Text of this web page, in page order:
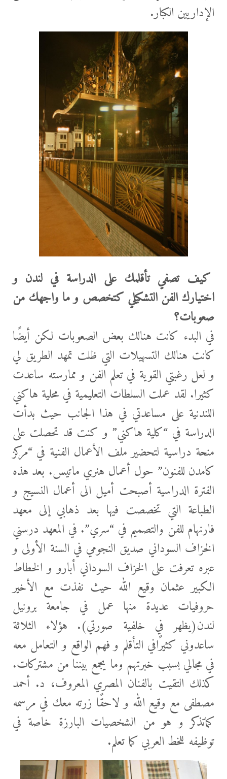
الإداريين الكبار.
كيف تصفي تأقلمك على الدراسة في لندن و
اختيارك الفن التشكيلي كتخصص و ما واجهك من
صعوبات؟
في البدء كانت هنالك بعض الصعوبات لكن أيضًا
كانت هنالك التسهيلات التي ظلت تمهد الطريق لي
و لعل رغبتي القوية في تعلم الفن و ممارسته ساعدت
كثيرا. لقد عملت السلطات التعليمية في محلية هاكني
اللندنية على مساعدتي في هذا الجانب حيث بدأت
الدراسة في “كلية هاكني” و كنت قد تحصلت على
منحة دراسية لتحضير ملف الأعمال الفنية في “مركز
كامدن للفنون” حول أعمال هنري ماتيس. بعد هذه
الفترة الدراسية أصبحت أميل الى أعمال النسيج و
الطباعة التي تخصصت فيها بعد ذهابي إلى معهد
فارنهام للفن والتصميم في “سري”. في المعهد درسني
الخزاف السوداني صديق النجومي في السنة الأولى و
عبره تعرفت على الخزاف السوداني أبارو و الخطاط
الكبير عثمان وقيع الله حيث نفذت مع الأخير
حروفيات عديدة منها عمل في جامعة برونيل
لندن(يظهر في خلفية صورتي). هؤلاء الثلاثة
ساعدوني كثيرًافي التأقلم و فهم الواقع و التعامل معه
في مجالي بسبب خبرتهم وما يجمع بيننا من مشتركات.
كذلك التقيت بالفنان المصري المعروف، د. أحمد
مصطفى مع وقيع الله و لاحقًا زرته معك في مرسمه
كماتذكر و هو من الشخصيات البارزة خاصة في
توظيفه للخط العربي كما تعلم.